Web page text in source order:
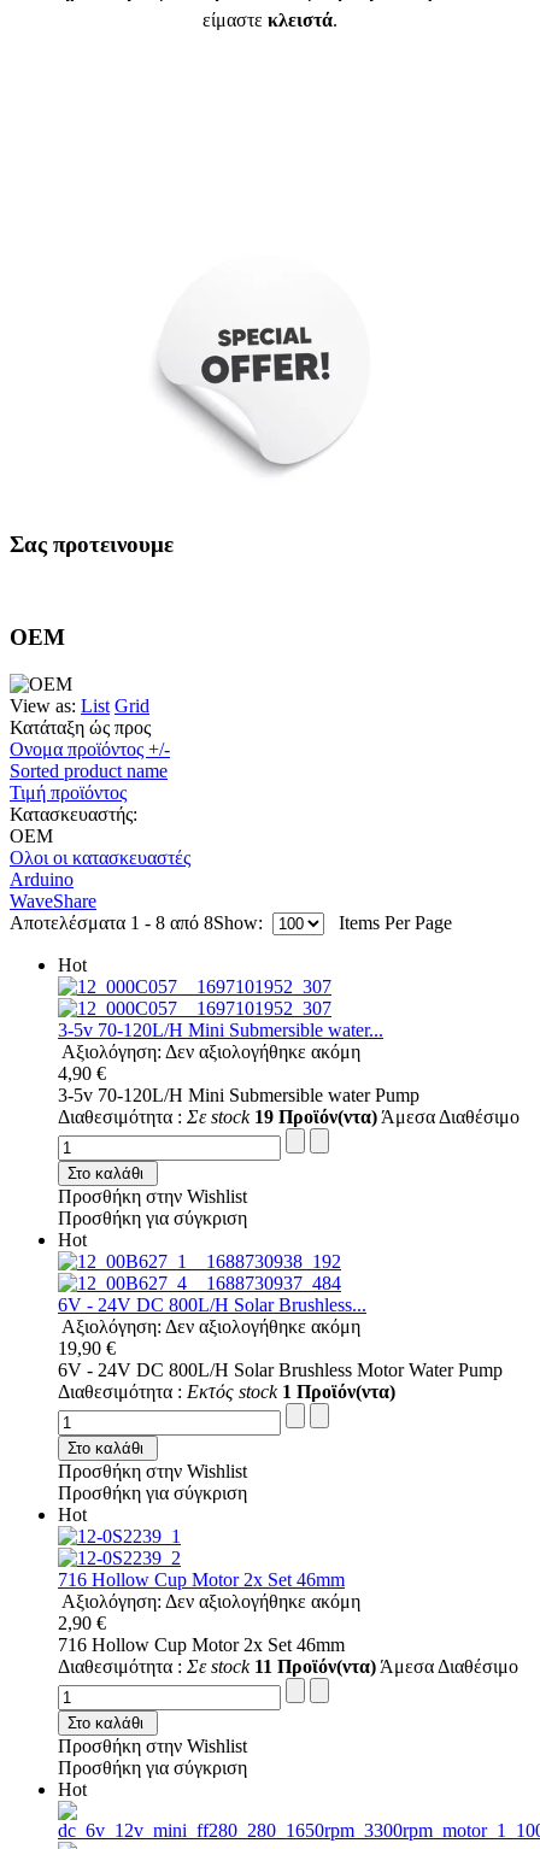
είμαστε κλειστά.
Σας προτεινουμε
OEM
View as: List Grid
Κατάταξη ώς προς
Ονομα προϊόντος +/-
Sorted product name
Τιμή προϊόντος
Κατασκευαστής:
OEM
Ολοι οι κατασκευαστές
Arduino
WaveShare
Αποτελέσματα 1 - 8 από 8Show: Items Per Page
Hot
3-5v 70-120L/H Mini Submersible water...
Αξιολόγηση: Δεν αξιολογήθηκε ακόμη
4,90 €
3-5v 70-120L/H Mini Submersible water Pump
Διαθεσιμότητα : Σε stock 19 Προϊόν(ντα) Άμεσα Διαθέσιμο
Στο καλάθι
Προσθήκη στην Wishlist
Προσθήκη για σύγκριση
Hot
6V - 24V DC 800L/H Solar Brushless...
Αξιολόγηση: Δεν αξιολογήθηκε ακόμη
19,90 €
6V - 24V DC 800L/H Solar Brushless Motor Water Pump
Διαθεσιμότητα : Εκτός stock 1 Προϊόν(ντα)
Στο καλάθι
Προσθήκη στην Wishlist
Προσθήκη για σύγκριση
Hot
716 Hollow Cup Motor 2x Set 46mm
Αξιολόγηση: Δεν αξιολογήθηκε ακόμη
2,90 €
716 Hollow Cup Motor 2x Set 46mm
Διαθεσιμότητα : Σε stock 11 Προϊόν(ντα) Άμεσα Διαθέσιμο
Στο καλάθι
Προσθήκη στην Wishlist
Προσθήκη για σύγκριση
Hot